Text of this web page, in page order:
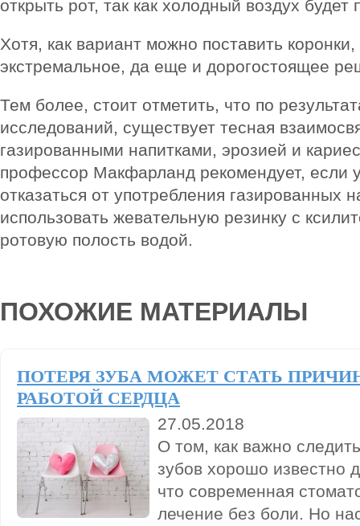
открыть рот, так как холодный воздух будет
Хотя, как вариант можно поставить
экстремальное, да еще и дорогостоящее
Тем более, стоит отметить, что по
исследований, существует тесная
газированными напитками, эрозией и
профессор Макфарланд рекомендует, если
отказаться от употребления газированных
использовать жевательную резинку с
ротовую полость водой.
ПОХОЖИЕ МАТЕРИАЛЫ
ПОТЕРЯ ЗУБА МОЖЕТ СТАТЬ
РАБОТОЙ СЕРДЦА
27.05.2018
О том, как важно
зубов хорошо известно
что современная
лечение без боли. Но